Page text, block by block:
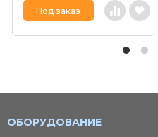
Под заказ
ОБОРУДОВАНИЕ